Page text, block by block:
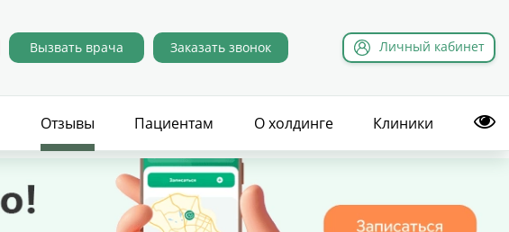
Вызвать врача Заказать звонок Личный кабинет
Отзывы Пациентам О холдинге Клиники